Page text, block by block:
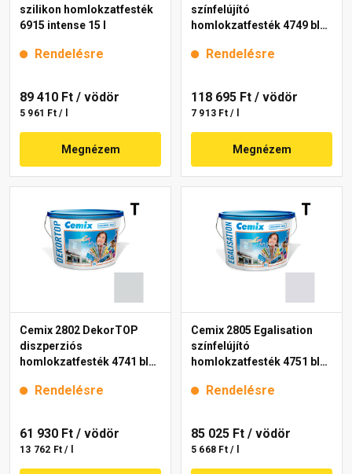
szilikon homlokzatfesték
6915 intense 15 l
Rendelésre
89 410 Ft / vödör
5 961 Ft / l
Megnézem
színfelújító
homlokzatfesték 4749 blue
Rendelésre
118 695 Ft / vödör
7 913 Ft / l
Megnézem
Cemix 2802 DekorTOP
diszperziós
homlokzatfesték 4741 blue
Rendelésre
61 930 Ft / vödör
13 762 Ft / l
Cemix 2805 Egalisation
színfelújító
homlokzatfesték 4751 blue
Rendelésre
85 025 Ft / vödör
5 668 Ft / l